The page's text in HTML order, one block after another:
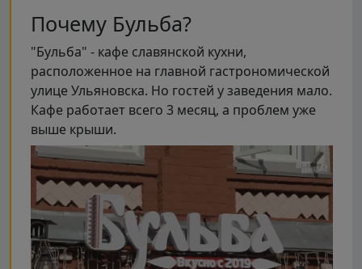
Почему Бульба?
"Бульба" - кафе славянской кухни,
расположенное на главной гастрономической
улице Ульяновска. Но гостей у заведения мало.
Кафе работает всего 3 месяц, а проблем уже
выше крыши.